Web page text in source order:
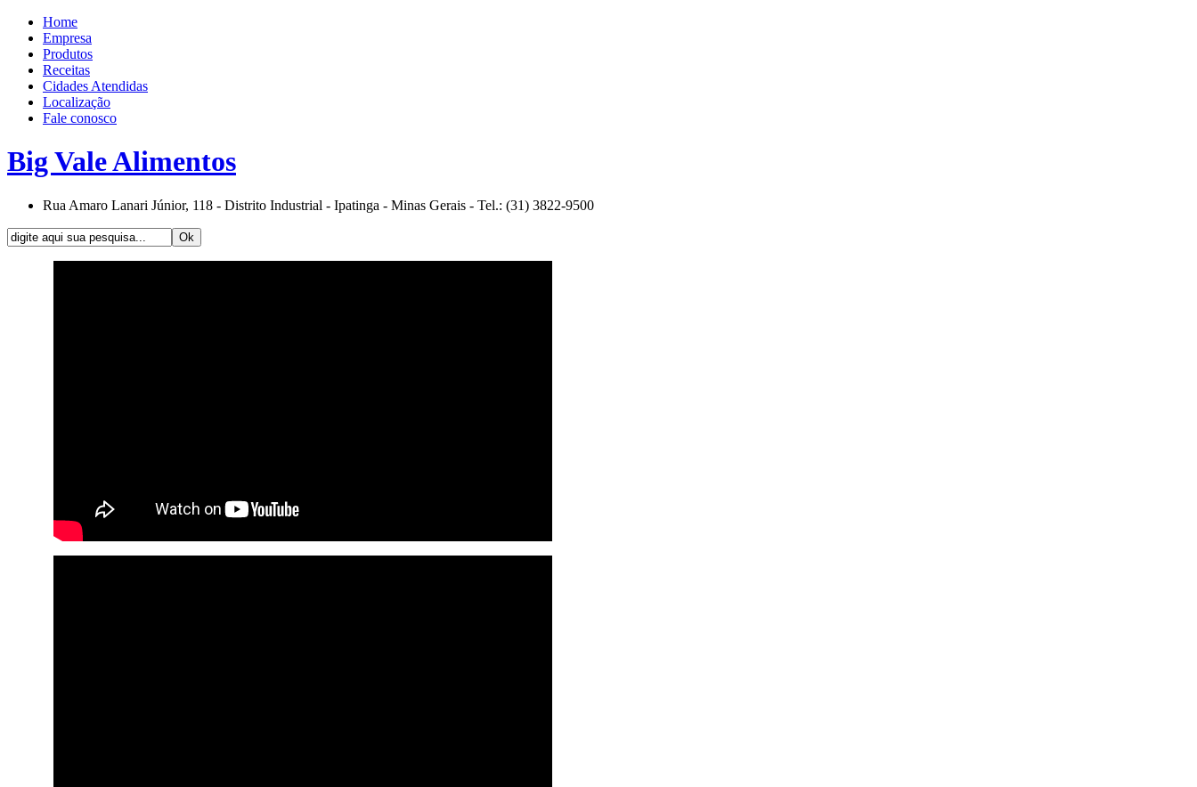
Home
Empresa
Produtos
Receitas
Cidades Atendidas
Localização
Fale conosco
Big Vale Alimentos
Rua Amaro Lanari Júnior, 118 - Distrito Industrial - Ipatinga - Minas Gerais - Tel.: (31) 3822-9500